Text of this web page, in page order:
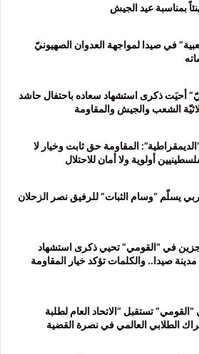
بمناسبة عيد الجيش
في صيدا لمواجهة العدوان الصهيونيّ
أحيَت ذكرى استشهاد سعاده باحتفال حاشد
الشعب والجيش والمقاومة
المقاومة حق ثابت وخيار لا
أولوية ولا أمان للاحتلال
يسلّم “وسام الثبات” للرفيق نصر الزحلان
جزين في “القومي” تحيي ذكرى استشهاد
صيدا.. والكلمات تؤكد خيار المقاومة
تستقبل “الاتحاد العام لطلبة
الطلابي العالمي في نصرة القضية